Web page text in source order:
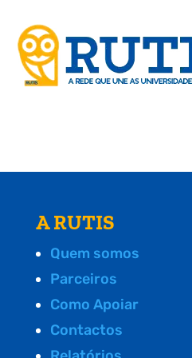
A RUTIS
Quem somos
Parceiros
Como Apoiar
Contactos